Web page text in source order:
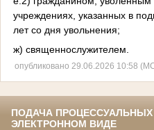
учреждениях, указанных в
лет со дня увольнения;
ж) священнослужителем.
опубликовано 29.06.2026 10:58
ПОДАЧА
ЭЛЕКТРОННОМ ВИДЕ